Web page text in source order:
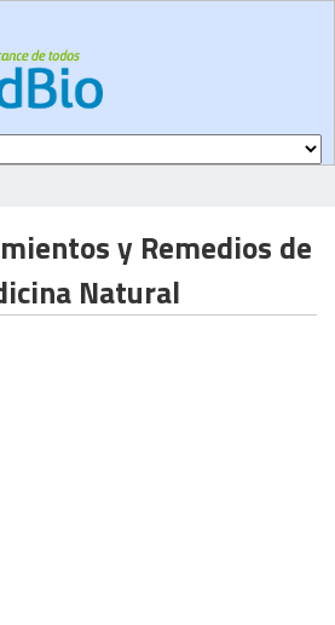
y Remedios de
Natural